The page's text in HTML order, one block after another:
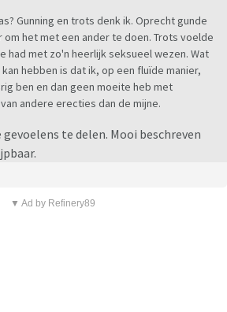
Gunning en trots denk ik. Oprecht gunde
om het met een ander te doen. Trots voelde
had met zo'n heerlijk seksueel wezen. Wat
hebben is dat ik, op een fluïde manier,
ben en dan geen moeite heb met
andere erecties dan de mijne.
te delen. Mooi beschreven
▼ Ad by Refinery89